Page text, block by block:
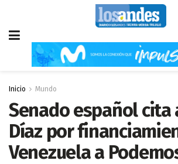
Inicio Mundo
Senado español cita
Díaz por
Venezuela a